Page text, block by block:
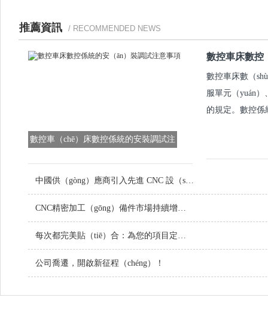
推薦資訊 / RECOMMENDED NEWS
數控車（chē）床數控係統的安裝調試注
數控車床數控
數控車床數（
服單元（yuán
的規定。數控係
中國供（gòng）應商引入先進 CNC 設（shè）備，提升定製金屬零件品質
CNC精密加工（gōng）備件市場持續增長，技術創新引領行業未來
每次都完美貼（tiē）合：為您的項目定製螺絲
公司喬遷，開啟新征程（chéng）！